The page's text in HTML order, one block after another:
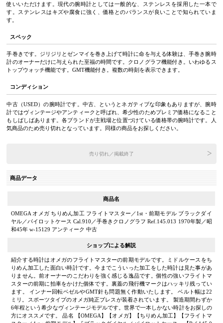
使いいただけます。現代の腕時計としては一般的な、ステンレスを採用した一本で
す。ステンレスはキズや腐食に強く、価格とのバランスが良いことで知られていま
す。
スペック
手巻きです。ジリジリとゼンマイを巻き上げて時計に命を与える体験は、手巻き腕時
計のオーナーだけに与えられた至福の時間です。クロノグラフ機能付き。いわゆるス
トップウォッチ機能です。GMT機能付き。複数の時刻を表示できます。
コンディション
中古（USED）の腕時計です。中古、というとネガティブな印象もありますが、腕時
計ではヴィンテージやアンティークと呼ばれ、希少性のためプレミア価格になること
もしばしばあります。各ブランドが主戦場と位置づけている価格帯の腕時計です。人
気商品のため売り切れとなっています。同様の商品をお探しください。
売り切れ／掲載終了
商品データ
商品名
OMEGA オメガ ちりめん加工 フライトマスター／1st・前期モデル ブラックダイ
ヤル／パイロットケース Cal.910／手巻きクロノグラフ Ref.145.013 1970年製／昭
和45年 w-15129 アンティーク 中古
ショップによる解説
紹介する時計はオメガのフライトマスターの前期モデルです。ミドルケースをち
りめん加工した面白い時計です。今までこういった加工をした時計は見た事があ
りません。前オーナーのこだわりを強く感じる逸品です。個性の強いフライトマ
スターの前期に拍車をかけた個体です。裏蓋の飛行機マークはハッキリ残ってい
ます。 インナー回転ベゼルやGMT針も問題無く作動いたします。 ベルト幅は22
ミリ。スポーツタイプのオメガ純正ブレスが装着されています。 製造期間わずか
6年程という希少なヴィンテージモデルです。世界で一本しかない時計をお探しの
方にオススメです。 品名 【OMEGA】【オメガ】【ちりめん加工】【フライトマ